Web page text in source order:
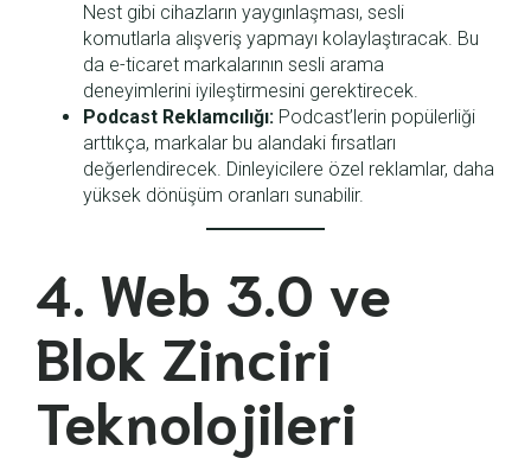
Nest gibi cihazların yaygınlaşması, sesli
komutlarla alışveriş yapmayı kolaylaştıracak. Bu
da e-ticaret markalarının sesli arama
deneyimlerini iyileştirmesini gerektirecek.
Podcast Reklamcılığı: Podcast’lerin popülerliği
arttıkça, markalar bu alandaki fırsatları
değerlendirecek. Dinleyicilere özel reklamlar, daha
yüksek dönüşüm oranları sunabilir.
4. Web 3.0 ve
Blok Zinciri
Teknolojileri